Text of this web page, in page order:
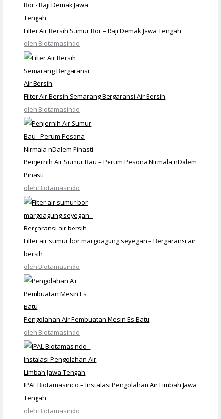
Filter Air Bersih Sumur Bor – Raji Demak Jawa Tengah
oleh Biotamasindo
Filter Air Bersih Semarang Bergaransi Air Bersih
oleh Biotamasindo
Penjernih Air Sumur Bau – Perum Pesona Nirmala nDalem
Pinasti
oleh Biotamasindo
Filter air sumur bor margoagung seyegan – Bergaransi air
bersih
oleh Biotamasindo
Pengolahan Air Pembuatan Mesin Es Batu
oleh Biotamasindo
IPAL Biotamasindo – Instalasi Pengolahan Air Limbah Jawa
Tengah
oleh Biotamasindo